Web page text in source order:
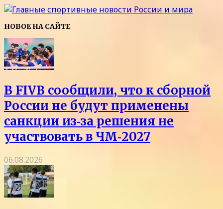
НОВОЕ НА САЙТЕ
В FIVB сообщили, что к сборной
России не будут применены
санкции из‑за решения не
участвовать в ЧМ‑2027
06.08.2026